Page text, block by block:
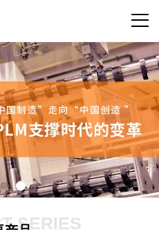
SERIES